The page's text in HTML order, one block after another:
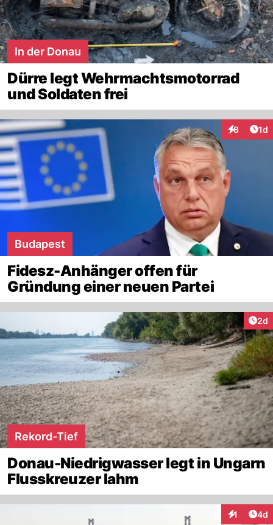
In der Donau
Dürre legt Wehrmachtsmotorrad
und Soldaten frei
8 1d
Budapest
Fidesz-Anhänger offen für
Gründung einer neuen Partei
2d
Rekord-Tief
Donau-Niedrigwasser legt in Ungarn
Flusskreuzer lahm
1 4d